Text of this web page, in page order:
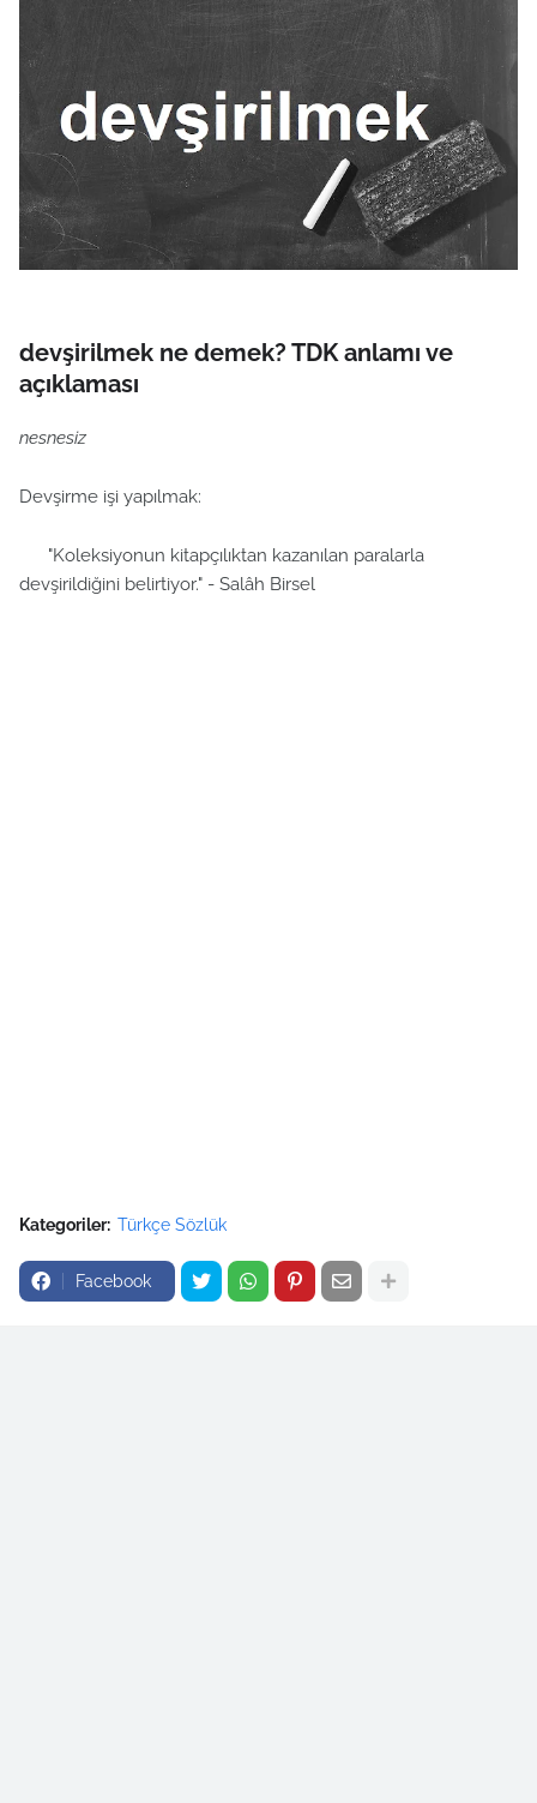
devşirilmek ne demek? TDK anlamı ve
açıklaması
nesnesiz
Devşirme işi yapılmak:
"Koleksiyonun kitapçılıktan kazanılan paralarla
devşirildiğini belirtiyor." - Salâh Birsel
Kategoriler: Türkçe Sözlük
Facebook